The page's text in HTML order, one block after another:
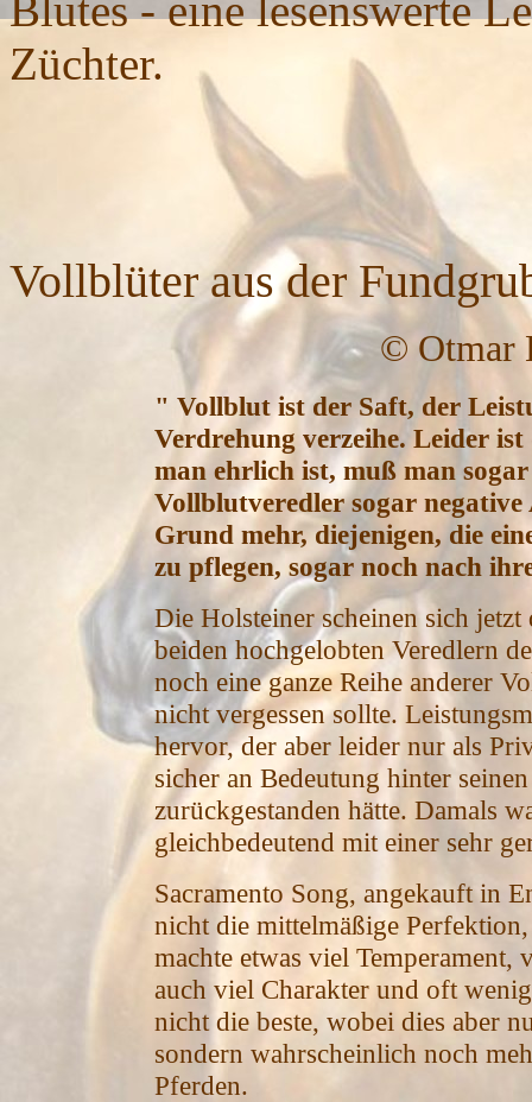
Züchter.
Vollblüter aus der
© Otmar
" Vollblut ist der Saft, der
Verdrehung verzeihe. Leider
man ehrlich ist, muß man
Vollblutveredler sogar
Grund mehr, diejenigen, die
zu pflegen, sogar noch nach
Die Holsteiner scheinen sich jetzt
beiden hochgelobten Veredlern
noch eine ganze Reihe anderer
nicht vergessen sollte.
hervor, der aber leider nur als
sicher an Bedeutung hinter
zurückgestanden hätte. Damals
gleichbedeutend mit einer sehr
Sacramento Song, angekauft in
nicht die mittelmäßige
machte etwas viel
auch viel Charakter und oft
nicht die beste, wobei dies aber
sondern wahrscheinlich noch
Pferden.